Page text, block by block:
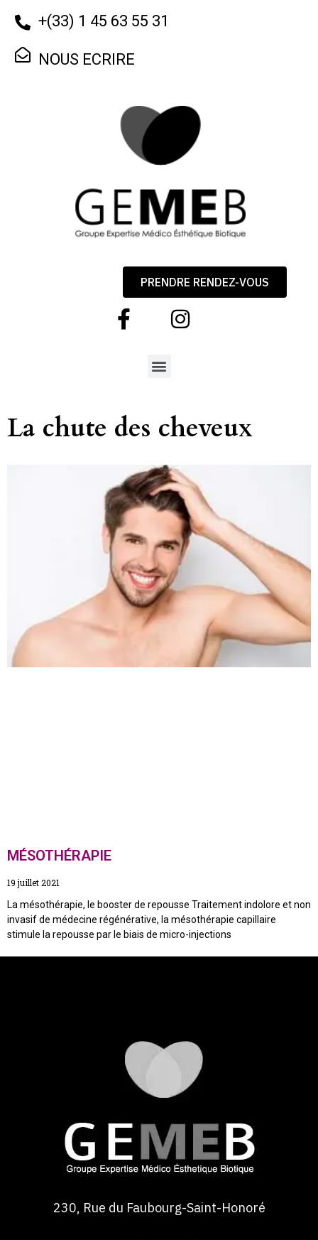
+(33) 1 45 63 55 31
NOUS ECRIRE
PRENDRE RENDEZ-VOUS
La chute des cheveux
MÉSOTHÉRAPIE
19 juillet 2021
La mésothérapie, le booster de repousse Traitement indolore et non
invasif de médecine régénérative, la mésothérapie capillaire
stimule la repousse par le biais de micro-injections
230, Rue du Faubourg-Saint-Honoré